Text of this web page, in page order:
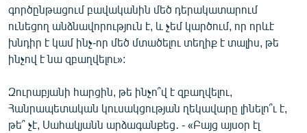
գործընթացում բավականին մեծ դերակատարում
ունեցող անձնավորություն է, և չեմ կարծում, որ որևէ
խնդիր է կամ ինչ-որ մեծ մտածելու տեղիք է տալիս, թե
ինչով է նա զբաղվելու»:
Զուրաբյանի հարցին, թե ինչո՞վ է զբաղվելու,
Հանրապետական կուսակցության ղեկավարը լինելո՞ւ է,
թե՞ չէ, Սահակյանն արձագանքեց․ - «Բայց այսօր էլ